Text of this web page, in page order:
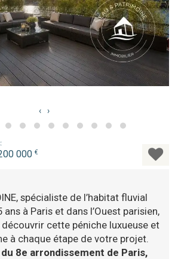
‹ ›
000 €
spécialiste de l’habitat fluvial
ans à Paris et dans l’Ouest parisien,
cette péniche luxueuse et
à chaque étape de votre projet.
8e arrondissement de Paris,